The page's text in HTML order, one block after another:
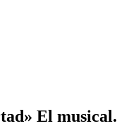
El musical.